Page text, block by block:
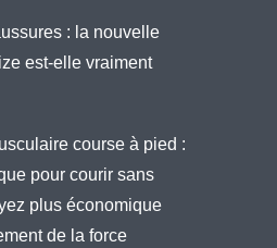
: la nouvelle
est-elle vraiment
course à pied :
pour courir sans
plus économique
de la force